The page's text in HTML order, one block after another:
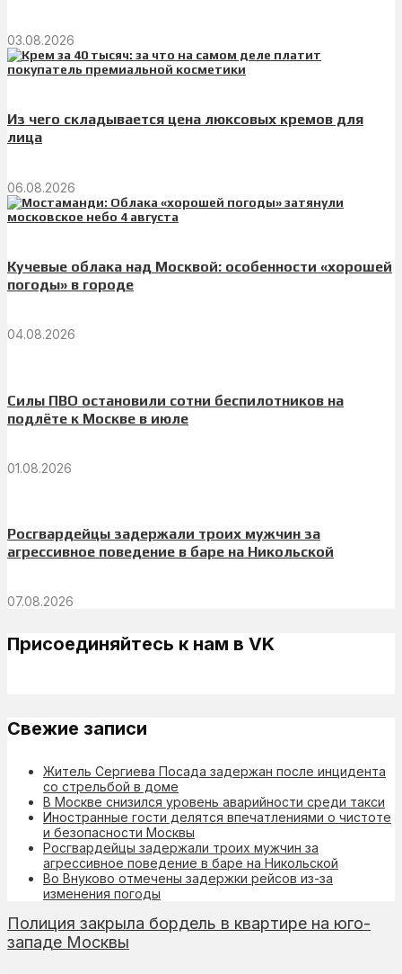
03.08.2026
Из чего складывается цена люксовых кремов для
лица
06.08.2026
Кучевые облака над Москвой: особенности «хорошей
погоды» в городе
04.08.2026
Силы ПВО остановили сотни беспилотников на
подлёте к Москве в июле
01.08.2026
Росгвардейцы задержали троих мужчин за
агрессивное поведение в баре на Никольской
07.08.2026
Присоединяйтесь к нам в VK
Свежие записи
Житель Сергиева Посада задержан после инцидента
со стрельбой в доме
В Москве снизился уровень аварийности среди такси
Иностранные гости делятся впечатлениями о чистоте
и безопасности Москвы
Росгвардейцы задержали троих мужчин за
агрессивное поведение в баре на Никольской
Во Внуково отмечены задержки рейсов из-за
изменения погоды
Полиция закрыла бордель в квартире на юго-
западе Москвы